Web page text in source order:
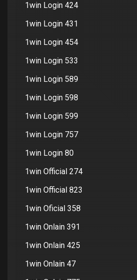
1win Login 424
1win Login 431
1win Login 454
1win Login 533
1win Login 589
1win Login 598
1win Login 599
1win Login 757
1win Login 80
1win Official 274
1win Official 823
1win Oficial 358
1win Onlain 391
1win Onlain 425
1win Onlain 47